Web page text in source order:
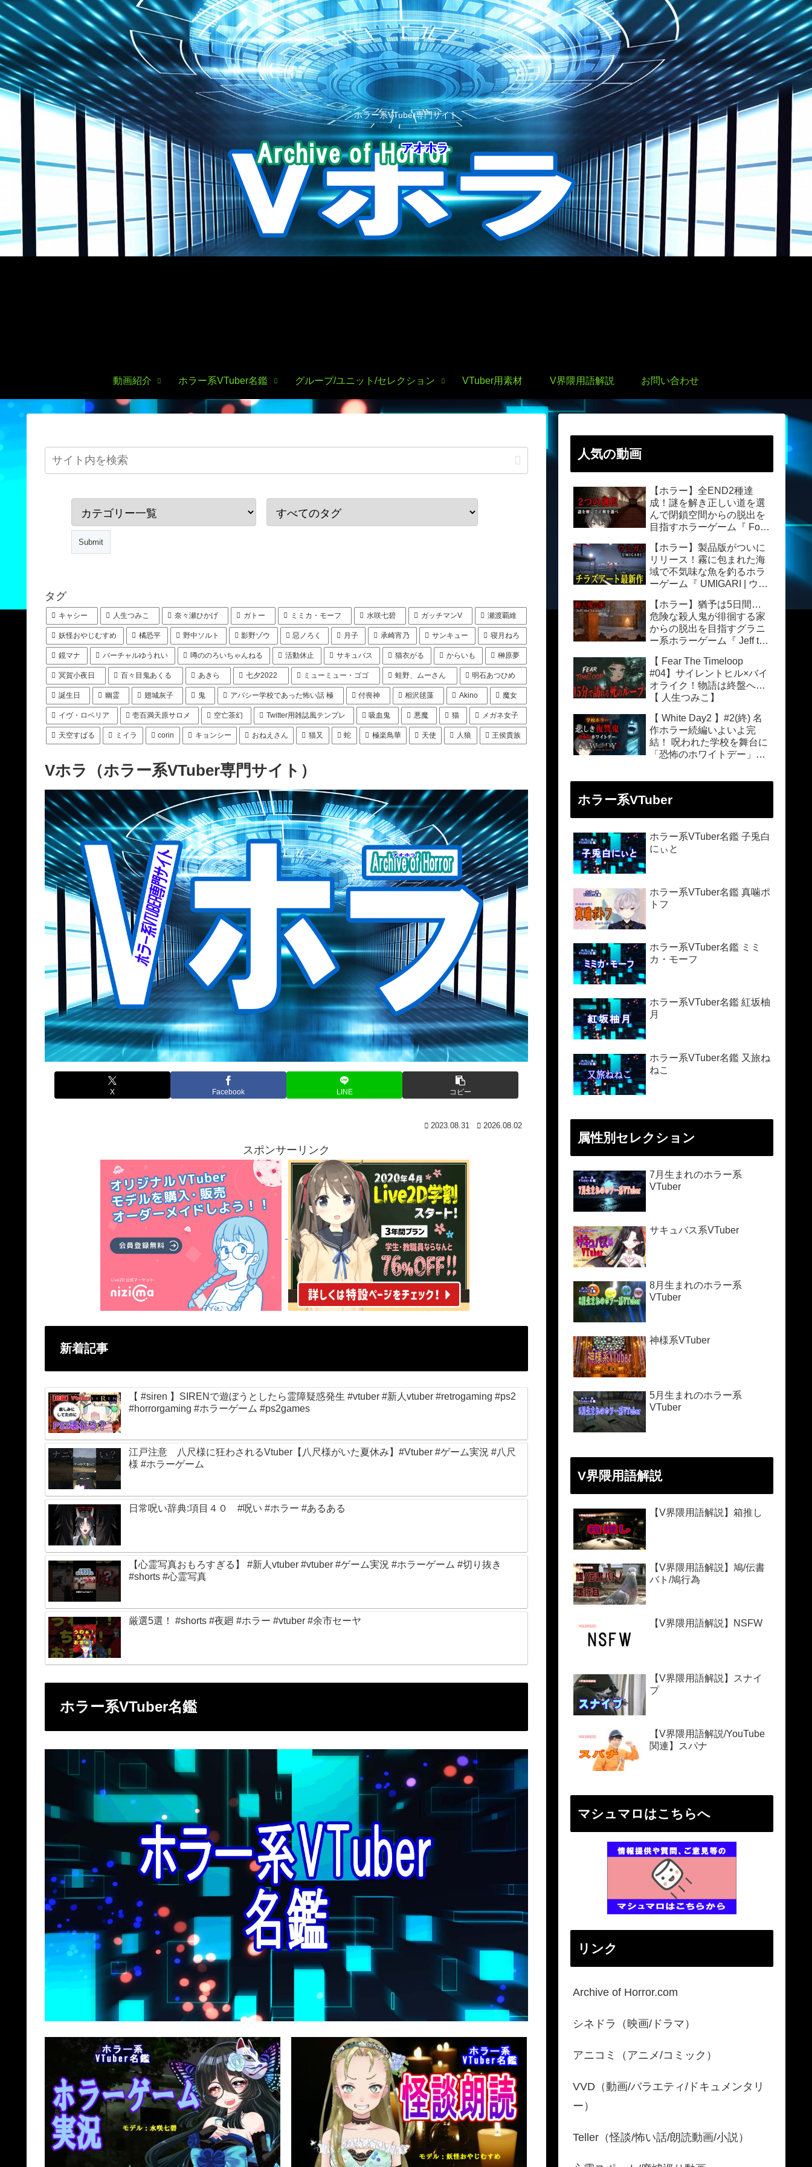
ホラー系VTuber専門サイト
動画紹介 ホラー系VTuber名鑑 グループ/ユニット/セレクション VTuber用素材 V界隈用語解説 お問い合わせ
タグ
キャシー 人生つみこ 奈々瀬ひかげ ガトー ミミカ・モーフ 水咲七碧 ガッチマンV 瀬渡覇維
妖怪おやじむすめ 橘恐平 野中ソルト 影野ゾウ 惡ノろく 月子 承崎宵乃 サンキュー 寝月ねろ
鏡マナ バーチャルゆうれい 噂ののろいちゃんねる 活動休止 サキュバス 猫衣がる からいも 榊原夢
冥賀小夜日 百々目鬼あくる あきら 七夕2022 ミューミュー・ゴゴ 蛙野、ムーさん 明石あつひめ
誕生日 幽霊 翅城灰子 鬼 アパシー学校であった怖い話 極 付喪神 相沢毬藻 Akino 魔女
イヴ・ロベリア 壱百満天原サロメ 空亡茶幻 Twitter用雑誌風テンプレ 吸血鬼 悪魔 猫 メガネ女子
天空すばる ミイラ corin キョンシー おねえさん 猫又 蛇 極楽鳥華 天使 人狼 王侯貴族
Vホラ（ホラー系VTuber専門サイト）
X Facebook LINE コピー
2023.08.31 2026.08.02
スポンサーリンク
新着記事
【 #siren 】SIRENで遊ぼうとしたら霊障疑惑発生 #vtuber #新人vtuber #retrogaming #ps2
#horrorgaming #ホラーゲーム #ps2games
江戸注意 八尺様に狂わされるVtuber【八尺様がいた夏休み】#Vtuber #ゲーム実況 #八尺
様 #ホラーゲーム
日常呪い辞典:項目４０ #呪い #ホラー #あるある
【心霊写真おもろすぎる】 #新人vtuber #vtuber #ゲーム実況 #ホラーゲーム #切り抜き
#shorts #心霊写真
厳選5選！ #shorts #夜廻 #ホラー #vtuber #余市セーヤ
ホラー系VTuber名鑑
人気の動画
【ホラー】全END2種達
成！謎を解き正しい道を選
んで閉鎖空間からの脱出を
目指すホラーゲーム『 Fork
ー/Vtuber】実況 | 隠しエン
ディング
【ホラー】製品版がついに
リリース！霧に包まれた海
域で不気味な魚を釣るホラ
ーゲーム『 UMIGARI | ウミ
ー/Vtuber】実況
【ホラー】猶予は5日間…
危険な殺人鬼が徘徊する家
からの脱出を目指すグラニ
ー系ホラーゲーム『 Jeff the
ー/Vtuber】実況
【 Fear The Timeloop
#04】サイレントヒル×バイ
オライク！物語は終盤へ…
【 人生つみこ】
【 White Day2 】#2(終) 名
作ホラー続編いよいよ完
結！ 呪われた学校を舞台に
「恐怖のホワイトデー」を
ホラー系VTuber
ホラー系VTuber名鑑 子兎白
にぃと
ホラー系VTuber名鑑 真噛ポ
トフ
ホラー系VTuber名鑑 ミミ
カ・モーフ
ホラー系VTuber名鑑 紅坂柚
月
ホラー系VTuber名鑑 又旅ね
ねこ
属性別セレクション
7月生まれのホラー系
VTuber
サキュバス系VTuber
8月生まれのホラー系
VTuber
神様系VTuber
5月生まれのホラー系
VTuber
V界隈用語解説
【V界隈用語解説】箱推し
【V界隈用語解説】鳩/伝書
バト/鳩行為
【V界隈用語解説】NSFW
【V界隈用語解説】スナイ
プ
【V界隈用語解説/YouTube
関連】スパナ
マシュマロはこちらへ
リンク
Archive of Horror.com
シネドラ（映画/ドラマ）
アニコミ（アニメ/コミック）
VVD（動画/バラエティ/ドキュメンタリ
ー）
Teller（怪談/怖い話/朗読動画/小説）